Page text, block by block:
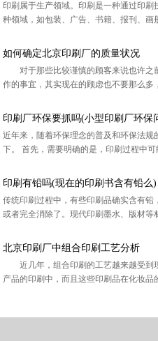
印刷属于生产领域。印刷是一种通过印
种领域，如包装、广告、书籍、报刊、画
如何确定北京印刷厂的质量状况
对于那些比较谨慎的顾客来说也许之
作的事宜，其实现在的顾虑也不要那么多
印刷厂环保要抓吗(小型印刷厂环保
近年来，随着环保理念的普及和环保法
下。 首先，需要明确的是，印刷过程中
印刷有铅吗(现在的印刷书含有铅么)
传统印刷过程中，有些印刷品确实含有
或者完全消除了。现代印刷墨水、版材等
北京印刷厂中组合印刷工艺分析
近几年，组合印刷的工艺越来越受到
产品的印刷中，而且这些印刷品在化妆品